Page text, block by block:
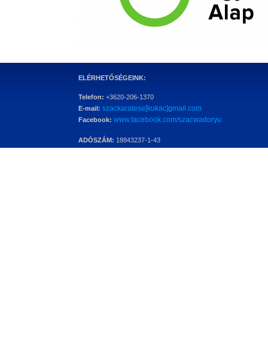
ELÉRHETŐSÉGEINK:
Telefon: +3620-206-1370
E-mail: szackaratese[kukac]gmail.com
Facebook: www.facebook.com/szacwadoryu
ADÓSZÁM: 18843237-1-43